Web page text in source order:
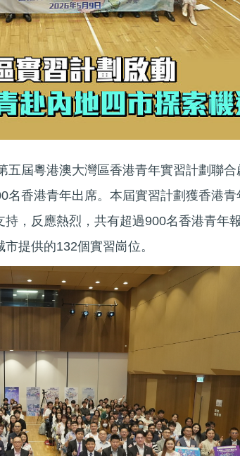
五屆粵港澳大灣區香港青年實習計劃聯合
名香港青年出席。本屆實習計劃獲香港青
，反應熱烈，共有超過900名香港青年報
提供的132個實習崗位。